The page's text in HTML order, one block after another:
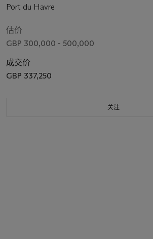
Port du Havre
估价
GBP 300,000 - 500,000
成交价
GBP 337,250
关注